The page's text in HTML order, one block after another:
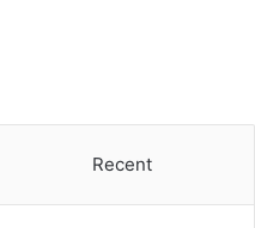
Recent